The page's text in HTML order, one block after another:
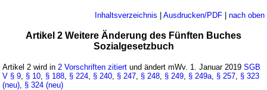
Inhaltsverzeichnis | Ausdrucken/PDF| nach oben
Artikel 2 Weitere Änderung des Fünften Buches
Sozialgesetzbuch
Artikel 2 wird in 2 Vorschriften zitiert und ändert mWv. 1. Januar 2019SGB
V § 9 § 10 § 188 § 224 § 240 § 247 § 248 § 249 § 249a § 257 § 323
(neu) § 324 (neu)